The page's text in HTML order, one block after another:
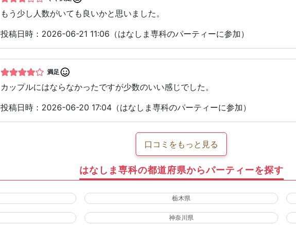
もう少し人数がいても良いかと思いました。
投稿日時：2026-06-21 11:06（はなしま専科のパーティーに参加）
満足
カップルにはならなかったですが少数のいい感じでした。
投稿日時：2026-06-20 17:04（はなしま専科のパーティーに参加）
口コミをもっと見る
はなしま専科の都道府県からパーティーを探す
栃木県
神奈川県